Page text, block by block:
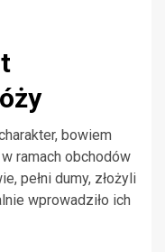
bowiem
ramach obchodów
pełni dumy, złożyli
wprowadziło ich